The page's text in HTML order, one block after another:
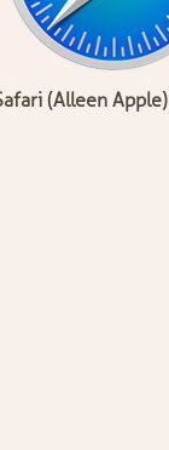
(Alleen Apple)